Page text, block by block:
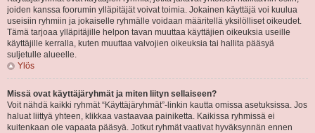
joiden kanssa foorumin ylläpitäjät voivat toimia. Jokainen käyttäjä voi kuulua
useisiin ryhmiin ja jokaiselle ryhmälle voidaan määritellä yksilölliset oikeudet.
Tämä tarjoaa ylläpitäjille helpon tavan muuttaa käyttäjien oikeuksia useille
käyttäjille kerralla, kuten muuttaa valvojien oikeuksia tai hallita pääsyä
suljetulle alueelle.
Ylös
Missä ovat käyttäjäryhmät ja miten liityn sellaiseen?
Voit nähdä kaikki ryhmät “Käyttäjäryhmät”-linkin kautta omissa asetuksissa. Jos
haluat liittyä yhteen, klikkaa vastaavaa painiketta. Kaikissa ryhmissä ei
kuitenkaan ole vapaata pääsyä. Jotkut ryhmät vaativat hyväksynnän ennen